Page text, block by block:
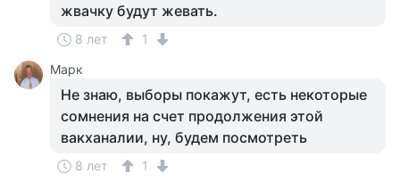
жвачку будут жевать.
8 лет
1
Марк
Не знаю, выборы покажут, есть некоторые
сомнения на счет продолжения этой
вакханалии, ну, будем посмотреть
8 лет 1